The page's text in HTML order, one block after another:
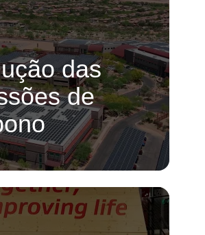
das
de